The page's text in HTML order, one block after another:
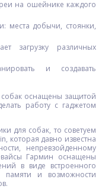
на ошейнике каждого
места добычи, стоянки,
загрузку различных
и создавать
собак оснащены защитой
работу с гаджетом
для собак, то советуем
которая давно известна
непревзойденному
Гармин оснащены
в виде встроенного
памяти и возможности